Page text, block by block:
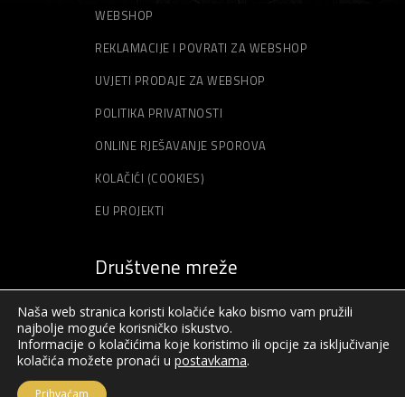
WEBSHOP
REKLAMACIJE I POVRATI ZA WEBSHOP
UVJETI PRODAJE ZA WEBSHOP
POLITIKA PRIVATNOSTI
ONLINE RJEŠAVANJE SPOROVA
KOLAČIĆI (COOKIES)
EU PROJEKTI
Društvene mreže
Naša web stranica koristi kolačiće kako bismo vam pružili
najbolje moguće korisničko iskustvo.
Informacije o kolačićima koje koristimo ili opcije za isključivanje
kolačića možete pronaći u postavkama.
Prihvaćam